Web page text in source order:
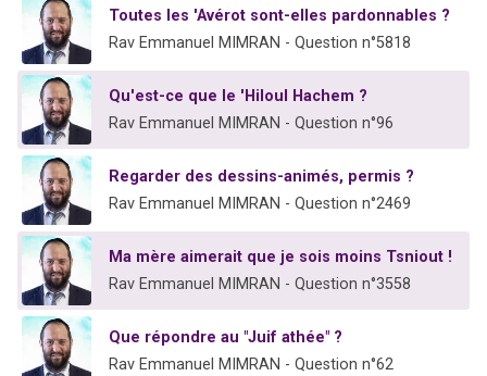
Toutes les 'Avérot sont-elles pardonnables ?
Rav Emmanuel MIMRAN - Question n°5818
Qu'est-ce que le 'Hiloul Hachem ?
Rav Emmanuel MIMRAN - Question n°96
Regarder des dessins-animés, permis ?
Rav Emmanuel MIMRAN - Question n°2469
Ma mère aimerait que je sois moins Tsniout !
Rav Emmanuel MIMRAN - Question n°3558
Que répondre au "Juif athée" ?
Rav Emmanuel MIMRAN - Question n°62